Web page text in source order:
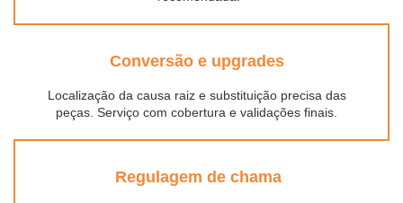
Conversão e upgrades
Localização da causa raiz e substituição precisa das
peças. Serviço com cobertura e validações finais.
Regulagem de chama